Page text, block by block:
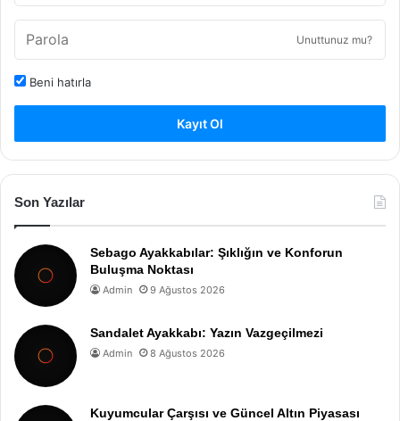
Unuttunuz mu?
Beni hatırla
Kayıt Ol
Son Yazılar
Sebago Ayakkabılar: Şıklığın ve Konforun
Buluşma Noktası
Admin 9 Ağustos 2026
Sandalet Ayakkabı: Yazın Vazgeçilmezi
Admin 8 Ağustos 2026
Kuyumcular Çarşısı ve Güncel Altın Piyasası